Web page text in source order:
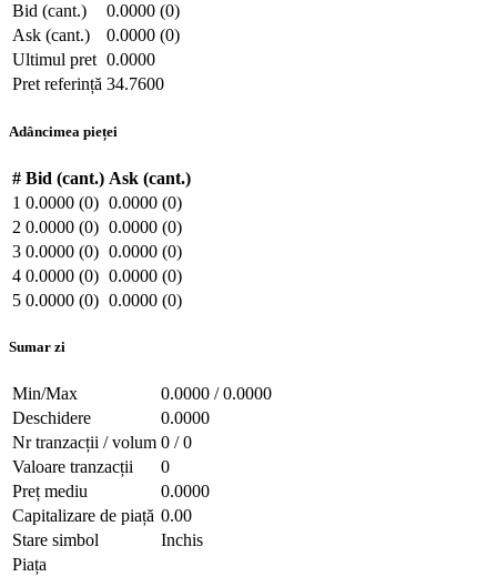
Bid (cant.)
0.0000 (0)
Ask (cant.)
0.0000 (0)
Ultimul pret 0.0000
Pret referință 34.7600
Adâncimea pieței
# Bid (cant.) Ask (cant.)
1 0.0000 (0) 0.0000 (0)
2 0.0000 (0) 0.0000 (0)
3 0.0000 (0) 0.0000 (0)
4 0.0000 (0) 0.0000 (0)
5 0.0000 (0) 0.0000 (0)
Sumar zi
Min/Max
0.0000 / 0.0000
Deschidere
0.0000
Nr tranzacții / volum 0 / 0
Valoare tranzacții
0
Preț mediu
0.0000
Capitalizare de piață 0.00
Stare simbol
Inchis
Piața